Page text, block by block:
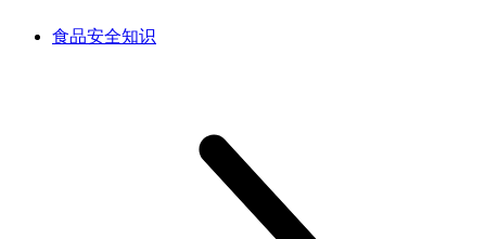
食品安全知识